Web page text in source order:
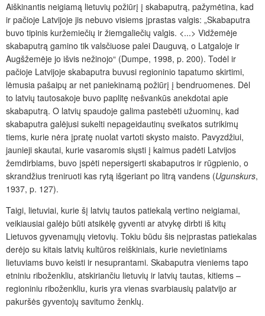
Aiškinantis neigiamą lietuvių požiūrį į skabaputrą, pažymėtina, kad
ir pačioje Latvijoje jis nebuvo visiems įprastas valgis: „Skabaputra
buvo tipinis kuržemiečių ir žiemgaliečių valgis. <...> Vidžemėje
skabaputrą gamino tik valsčiuose palei Dauguvą, o Latgaloje ir
Augšžemėje jo išvis nežinojo“ (Dumpe, 1998, p. 200). Todėl ir
pačioje Latvijoje skabaputra buvusi regioninio tapatumo skirtimi,
lėmusia pašaipų ar net paniekinamą požiūrį į bendruomenes. Dėl
to latvių tautosakoje buvo paplitę nešvankūs anekdotai apie
skabaputrą. O latvių spaudoje galima pastebėti užuominų, kad
skabaputra galėjusi sukelti nepageidautinų sveikatos sutrikimų
tiems, kurie nėra įpratę nuolat vartoti skysto maisto. Pavyzdžiui,
jaunieji skautai, kurie vasaromis siųsti į kaimus padėti Latvijos
žemdirbiams, buvo įspėti nepersigerti skabaputros ir rūgpienio, o
skrandžius treniruoti kas rytą išgeriant po litrą vandens (Ugunskurs,
1937, p. 127).
Taigi, lietuviai, kurie šį latvių tautos patiekalą vertino neigiamai,
veikiausiai galėjo būti atsikėlę gyventi ar atvykę dirbti iš kitų
Lietuvos gyvenamųjų vietovių. Tokiu būdu šis neįprastas patiekalas
derėjo su kitais latvių kultūros reiškiniais, kurie nevietiniams
lietuviams buvo keisti ir nesuprantami. Skabaputra vieniems tapo
etniniu riboženkliu, atskiriančiu lietuvių ir latvių tautas, kitiems –
regioniniu riboženkliu, kuris yra vienas svarbiausių palatvijo ar
pakuršės gyventojų savitumo ženklų.